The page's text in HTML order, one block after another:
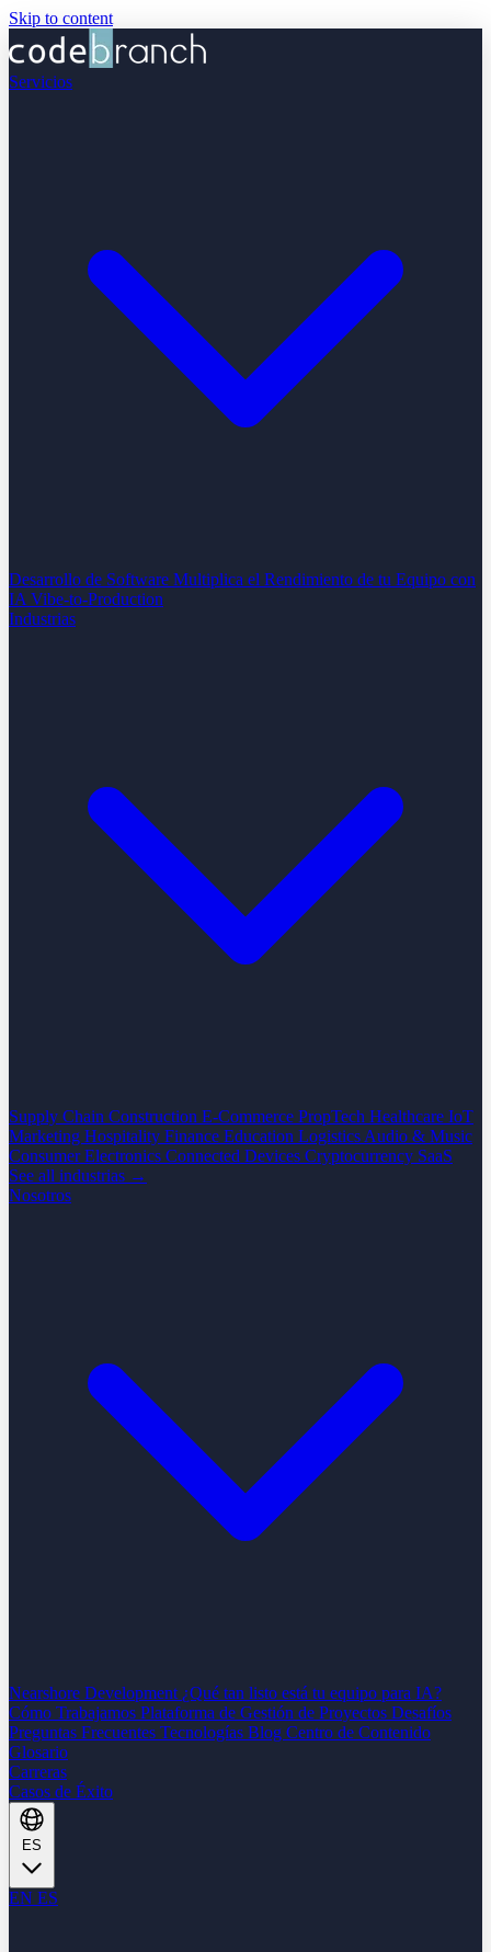
Skip to content
Servicios
Desarrollo de Software Multiplica el Rendimiento de tu Equipo con
IA Vibe-to-Production
Industrias
Supply Chain Construction E-Commerce PropTech Healthcare IoT
Marketing Hospitality Finance Education Logistics Audio & Music
Consumer Electronics Connected Devices Cryptocurrency SaaS
See all industrias →
Nosotros
Nearshore Development ¿Qué tan listo está tu equipo para IA?
Cómo Trabajamos Plataforma de Gestión de Proyectos Desafíos
Preguntas Frecuentes Tecnologías Blog Centro de Contenido
Glosario
Carreras
Casos de Éxito
EN ES